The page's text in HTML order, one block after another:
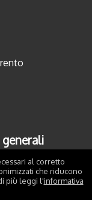
al corretto
che riducono
più leggi l'informativa